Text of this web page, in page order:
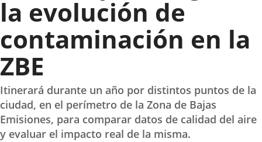
la evolución de
contaminación en la
ZBE
Itinerará durante un año por distintos puntos de la
ciudad, en el perímetro de la Zona de Bajas
Emisiones, para comparar datos de calidad del aire
y evaluar el impacto real de la misma.